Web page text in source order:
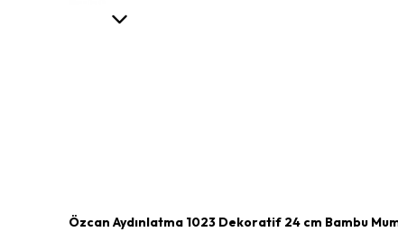
Özcan Aydınlatma 1023 Dekoratif 24 cm Bambu